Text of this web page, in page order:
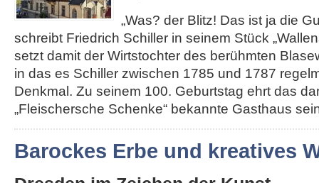
„Was? der Blitz! Das ist ja die
schreibt Friedrich Schiller in seinem Stück
setzt damit der Wirtstochter des berühmten
in das es Schiller zwischen 1785 und 1787
Denkmal. Zu seinem 100. Geburtstag ehrt das
„Fleischersche Schenke“ bekannte Gasthaus
Barockes Erbe und kreatives